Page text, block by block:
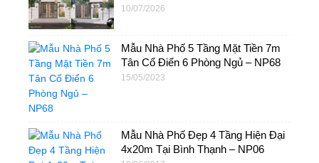
NP95
10/07/2026
Mẫu Nhà Phố 5 Tầng Mặt Tiền 7m
Tân Cổ Điển 6 Phòng Ngủ – NP68
15/05/2023
Mẫu Nhà Phố Đẹp 4 Tầng Hiện Đại
4x20m Tại Bình Thạnh – NP06